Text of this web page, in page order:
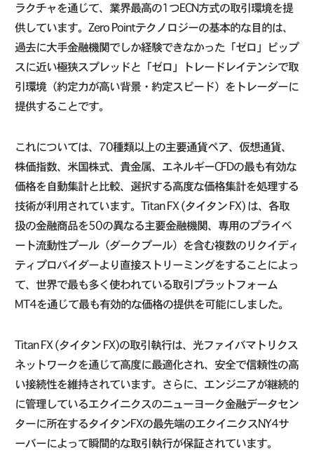
ラクチャを通じて、業界最高の1つECN方式の取引環境を提
供しています。Zero Pointテクノロジーの基本的な目的は、
過去に大手金融機関でしか経験できなかった「ゼロ」ピップ
スに近い極狭スプレッドと「ゼロ」トレードレイテンシで取
引環境（約定力が高い背景・約定スピード）をトレーダーに
提供することです。
これについては、70種類以上の主要通貨ペア、仮想通貨、
株価指数、米国株式、貴金属、エネルギーCFDの最も有効な
価格を自動集計と比較、選択する高度な価格集計を処理する
技術が利用されています。Titan FX (タイタン FX) は、各取
扱の金融商品を50の異なる主要金融機関、専用のプライベ
ート流動性プール（ダークプール）を含む複数のリクイディ
ティプロバイダーより直接ストリーミングをすることによっ
て、世界で最も多く使われている取引プラットフォーム
MT4を通じて最も有効的な価格の提供を可能にしました。
Titan FX (タイタン FX)の取引執行は、光ファイバマトリクス
ネットワークを通じて高度に最適化され、安全で信頼性の高
い接続性を維持されています。さらに、エンジニアが継続的
に管理しているエクイニクスのニューヨーク金融データセン
ターに所在するタイタンFXの最先端のエクイニクスNY4サ
ーバーによって瞬間的な取引執行が保証されています。